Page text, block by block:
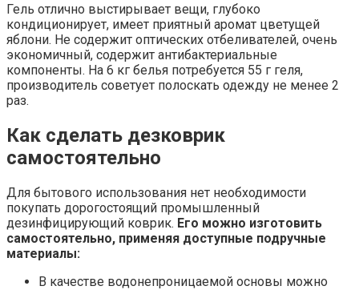
Гель отлично выстирывает вещи, глубоко
кондиционирует, имеет приятный аромат цветущей
яблони. Не содержит оптических отбеливателей, очень
экономичный, содержит антибактериальные
компоненты. На 6 кг белья потребуется 55 г геля,
производитель советует полоскать одежду не менее 2
раз.
Как сделать дезковрик
самостоятельно
Для бытового использования нет необходимости
покупать дорогостоящий промышленный
дезинфицирующий коврик. Его можно изготовить
самостоятельно, применяя доступные подручные
материалы:
В качестве водонепроницаемой основы можно